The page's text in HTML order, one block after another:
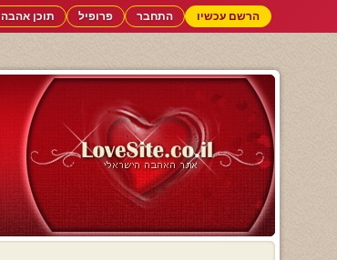
הרשם עכשיו התחבר פרופיל תוכן אהבה